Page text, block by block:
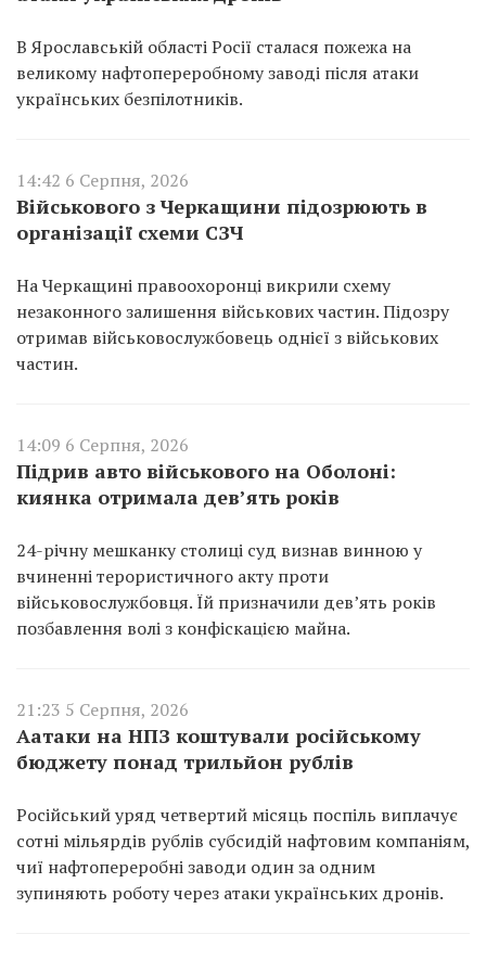
В Ярославській області Росії сталася пожежа на
великому нафтопереробному заводі після атаки
українських безпілотників.
14:42 6 Серпня, 2026
Військового з Черкащини підозрюють в
організації схеми СЗЧ
На Черкащині правоохоронці викрили схему
незаконного залишення військових частин. Підозру
отримав військовослужбовець однієї з військових
частин.
14:09 6 Серпня, 2026
Підрив авто військового на Оболоні:
киянка отримала дев’ять років
24-річну мешканку столиці суд визнав винною у
вчиненні терористичного акту проти
військовослужбовця. Їй призначили дев’ять років
позбавлення волі з конфіскацією майна.
21:23 5 Серпня, 2026
Аатаки на НПЗ коштували російському
бюджету понад трильйон рублів
Російський уряд четвертий місяць поспіль виплачує
сотні мільярдів рублів субсидій нафтовим компаніям,
чиї нафтопереробні заводи один за одним
зупиняють роботу через атаки українських дронів.